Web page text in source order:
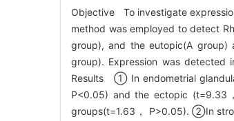
Objective To investigate
method was employed to detect
group), and the eutopic(A group)
group). Expression was detected
Results ① In endometrial
P<0.05) and the ectopic (t=9.33
groups(t=1.63， P>0.05). ②In